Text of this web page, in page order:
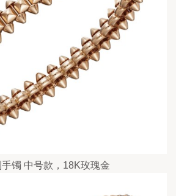
镯 中号款，18K玫瑰金